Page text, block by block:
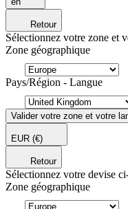
Retour
Sélectionnez votre zone et
Zone géographique
Pays/Région - Langue
Valider votre zone et votre
EUR (€)
Retour
Sélectionnez votre devise
Zone géographique